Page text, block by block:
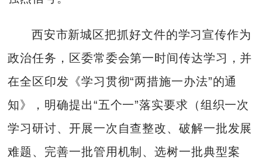
西安市新城区把抓好文件的学习宣传作为
政治任务，区委常委会第一时间传达学习，并
在全区印发《学习贯彻“两措施一办法”的通
知》，明确提出“五个一”落实要求（组织一次
学习研讨、开展一次自查整改、破解一批发展
难题、完善一批管用机制、选树一批典型案